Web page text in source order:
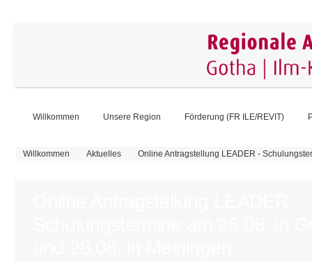
Willkommen Unsere Region Förderung (FR ILE/REVIT)
Sie sind hier
Willkommen Aktuelles Online Antragstellung LEADER -